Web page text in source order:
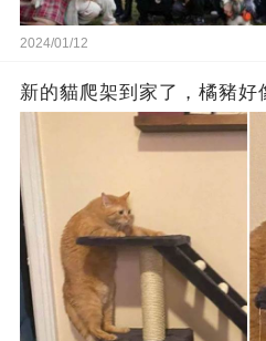
2024/01/12
新的貓爬架到家了，橘豬